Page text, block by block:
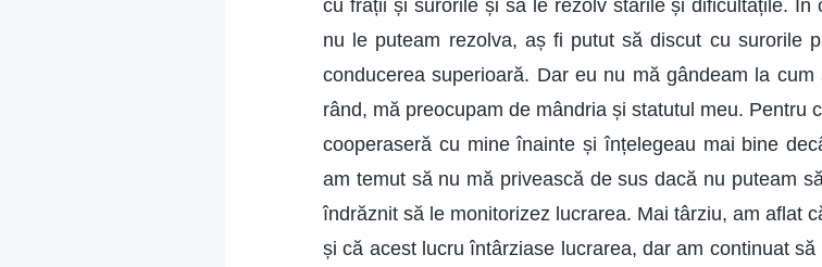
cu frații și surorile și să le rezolv stările și dificultățile.
nu le puteam rezolva, aș fi putut să discut cu surorile
conducerea superioară. Dar eu nu mă gândeam la
rând, mă preocupam de mândria și statutul meu. Pentru
cooperaseră cu mine înainte și înțelegeau mai bine
am temut să nu mă privească de sus dacă nu puteam
îndrăznit să le monitorizez lucrarea. Mai târziu, am aflat
și că acest lucru întârziase lucrarea, dar am continuat